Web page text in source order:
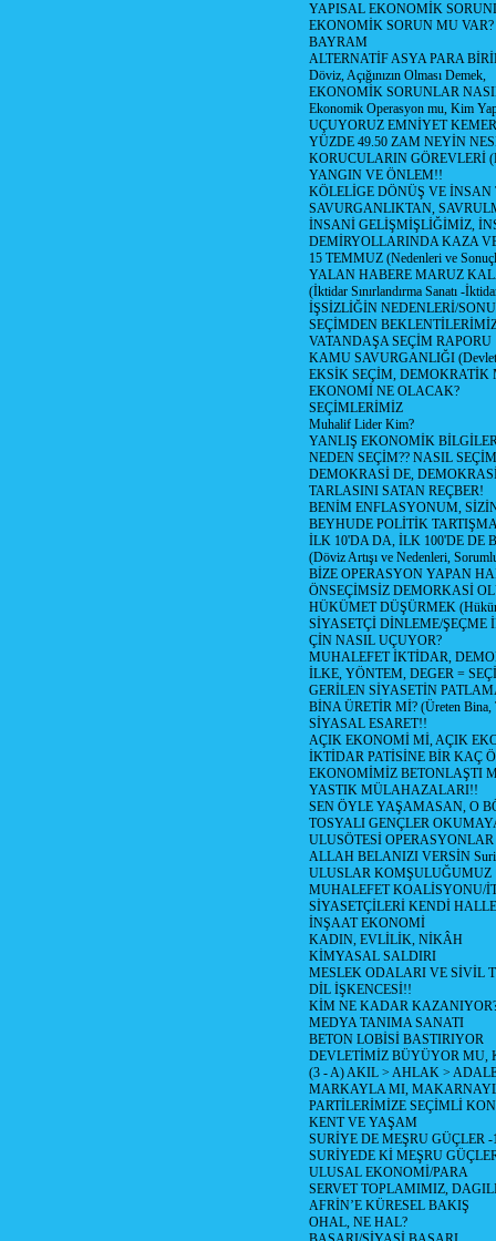
YAPISAL EKONOMİK
EKONOMİK SORUN MU VAR?
BAYRAM
ALTERNATİF ASYA PARA
Döviz, Açığınızın Olması Demek,
EKONOMİK SORUNLAR
Ekonomik Operasyon mu, Kim
UÇUYORUZ EMNİYET
YÜZDE 49.50 ZAM NEYİN
KORUCULARIN GÖREVLERİ
YANGIN VE ÖNLEM!!
KÖLELİGE DÖNÜŞ VE İNSAN
SAVURGANLIKTAN,
İNSANİ GELİŞMİŞLİĞİMİZ,
DEMİRYOLLARINDA KAZA
15 TEMMUZ (Nedenleri ve
YALAN HABERE MARUZ
(İktidar Sınırlandırma Sanatı -
İŞSİZLİĞİN NEDENLERİ/
SEÇİMDEN
VATANDAŞA SEÇİM RAPORU
KAMU SAVURGANLIĞI (Devlet
EKSİK SEÇİM, DEMOKRATİK
EKONOMİ NE OLACAK?
SEÇİMLERİMİZ
Muhalif Lider Kim?
YANLIŞ EKONOMİK
NEDEN SEÇİM?? NASIL
DEMOKRASİ DE,
TARLASINI SATAN REÇBER!
BENİM ENFLASYONUM,
BEYHUDE POLİTİK
İLK 10'DA DA, İLK 100'DE DE
(Döviz Artışı ve Nedenleri,
BİZE OPERASYON YAPAN
ÖNSEÇİMSİZ DEMORKASİ
HÜKÜMET DÜŞÜRMEK
SİYASETÇİ DİNLEME/ŞEÇME
ÇİN NASIL UÇUYOR?
MUHALEFET İKTİDAR,
İLKE, YÖNTEM, DEGER =
GERİLEN SİYASETİN
BİNA ÜRETİR Mİ? (Üreten Bina,
SİYASAL ESARET!!
AÇIK EKONOMİ Mİ, AÇIK
İKTİDAR PATİSİNE BİR KAÇ
EKONOMİMİZ BETONLAŞTI
YASTIK MÜLAHAZALARI!!
SEN ÖYLE YAŞAMASAN, O
TOSYALI GENÇLER
ULUSÖTESİ OPERASYONLAR
ALLAH BELANIZI VERSİN
ULUSLAR KOMŞULUĞUMUZ
MUHALEFET KOALİSYONU/
SİYASETÇİLERİ KENDİ
İNŞAAT EKONOMİ
KADIN, EVLİLİK, NİKÂH
KİMYASAL SALDIRI
MESLEK ODALARI VE SİVİL
DİL İŞKENCESİ!!
KİM NE KADAR
MEDYA TANIMA SANATI
BETON LOBİSİ BASTIRIYOR
DEVLETİMİZ BÜYÜYOR MU,
(3 - A) AKIL > AHLAK >
MARKAYLA MI,
PARTİLERİMİZE SEÇİMLİ
KENT VE YAŞAM
SURİYE DE MEŞRU GÜÇLER -
SURİYEDE Kİ MEŞRU
ULUSAL EKONOMİ/PARA
SERVET TOPLAMIMIZ,
AFRİN’E KÜRESEL BAKIŞ
OHAL, NE HAL?